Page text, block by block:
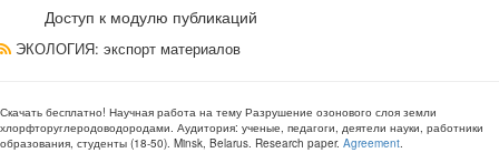
Доступ к модулю публикаций
ЭКОЛОГИЯ: экспорт материалов
Скачать бесплатно! Научная работа на тему Разрушение озонового слоя земли
хлорфторуглеродоводородами. Аудитория: ученые, педагоги, деятели науки, работники
образования, студенты (18-50). Minsk, Belarus. Research paper. Agreement.